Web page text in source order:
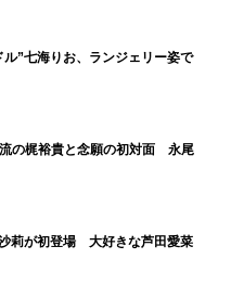
”七海りお、ランジェリー姿で
の梶裕貴と念願の初対面 永尾
沙莉が初登場 大好きな芦田愛菜